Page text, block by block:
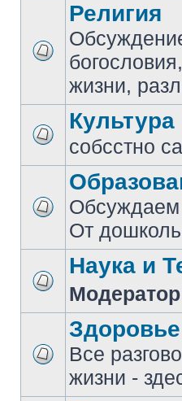
Религия
жизни,
Культура
собсстно
Обсуждаем
От
Наука и
Здоровье
Все
жизни -